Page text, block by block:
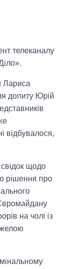
телеканалу
Лариса
допиту Юрій
відбувалося,
щодо
рішення про
на чолі із